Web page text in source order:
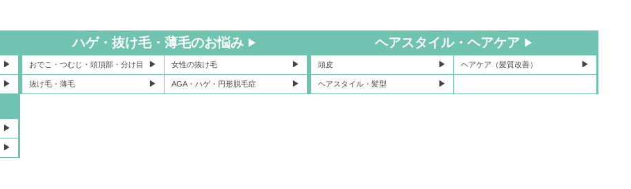
ハゲ・抜け毛・薄毛のお悩み
おでこ・つむじ・頭頂部・分け目 女性の抜け毛
抜け毛・薄毛 AGA・ハゲ・円形脱毛症
ヘアスタイル・ヘアケア
頭皮 ヘアケア（髪質改善）
ヘアスタイル・髪型